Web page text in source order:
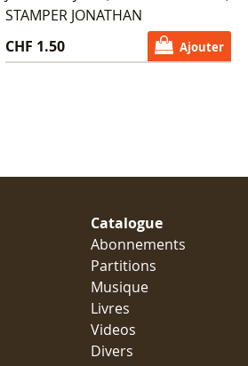
STAMPER JONATHAN
CHF 1.50
Ajouter
Catalogue
Abonnements
Partitions
Musique
Livres
Videos
Divers